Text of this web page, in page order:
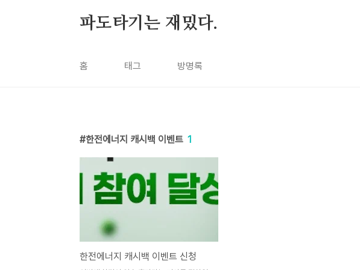
파도타기는 재밌다.
홈 태그 방명록
한전에너지 캐시백 이벤트 1
한전에너지 캐시백 이벤트 신청